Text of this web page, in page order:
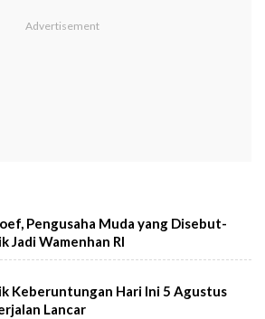
Pengusaha Muda yang Disebut-
Jadi Wamenhan RI
Keberuntungan Hari Ini 5 Agustus
Lancar